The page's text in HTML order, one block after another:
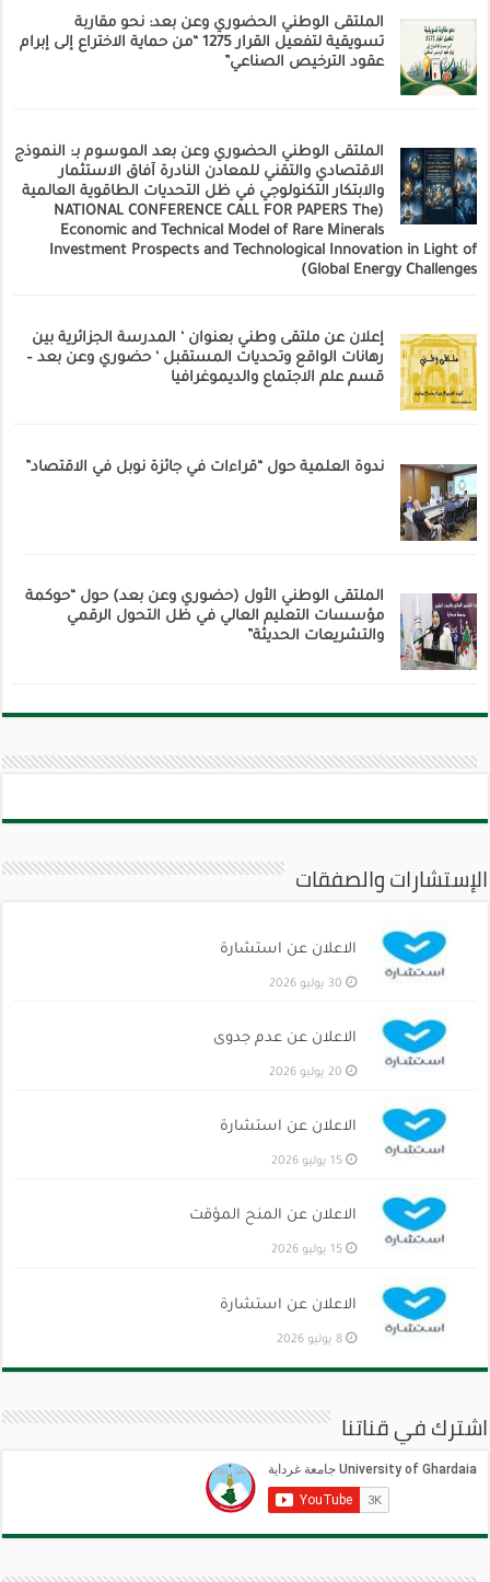
الملتقى الوطني الحضوري وعن بعد: نحو مقاربة
تسويقية لتفعيل القرار 1275 “من حماية الاختراع إلى إبرام
عقود الترخيص الصناعي”
الملتقى الوطني الحضوري وعن بعد الموسوم بـ: النموذج
الاقتصادي والتقني للمعادن النادرة آفاق الاستثمار
والابتكار التكنولوجي في ظل التحديات الطاقوية العالمية
(NATIONAL CONFERENCE CALL FOR PAPERS The
Economic and Technical Model of Rare Minerals
Investment Prospects and Technological Innovation in Light of
Global Energy Challenges)
إعلان عن ملتقى وطني بعنوان ‘ المدرسة الجزائرية بين
رهانات الواقع وتحديات المستقبل ‘ حضوري وعن بعد –
قسم علم الاجتماع والديموغرافيا
ندوة العلمية حول “قراءات في جائزة نوبل في الاقتصاد”
الملتقى الوطني الأول (حضوري وعن بعد) حول “حوكمة
مؤسسات التعليم العالي في ظل التحول الرقمي
والتشريعات الحديثة”
الإستشارات والصفقات
الاعلان عن استشارة
30 يوليو 2026
الاعلان عن عدم جدوى
20 يوليو 2026
الاعلان عن استشارة
15 يوليو 2026
الاعلان عن المنح المؤقت
15 يوليو 2026
الاعلان عن استشارة
8 يوليو 2026
اشترك في قناتنا